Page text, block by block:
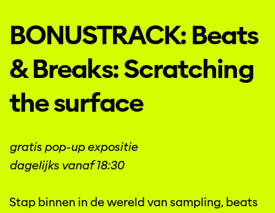
BONUSTRACK: Beats
& Breaks: Scratching
the surface
gratis pop-up expositie
dagelijks vanaf 18:30
Stap binnen in de wereld van sampling, beats